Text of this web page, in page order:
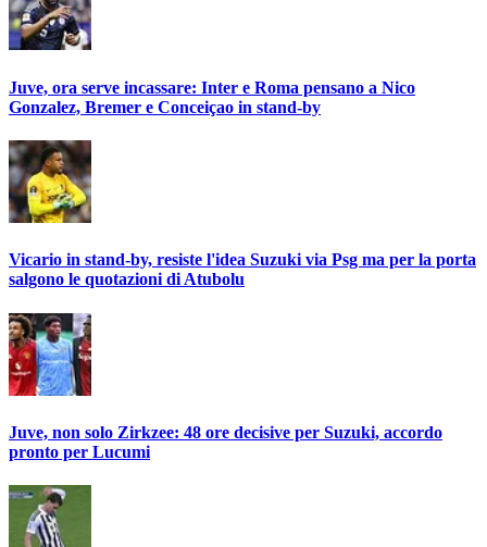
Juve, ora serve incassare: Inter e Roma pensano a Nico
Gonzalez, Bremer e Conceiçao in stand-by
Vicario in stand-by, resiste l'idea Suzuki via Psg ma per la porta
salgono le quotazioni di Atubolu
Juve, non solo Zirkzee: 48 ore decisive per Suzuki, accordo
pronto per Lucumi